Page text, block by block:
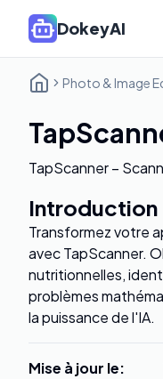
DokeyAI
Photo & Image
TapScanner –
Introduction
Transformez votre
avec TapScanner.
nutritionnelles,
problèmes
la puissance de l'IA.
Mise à jour le: